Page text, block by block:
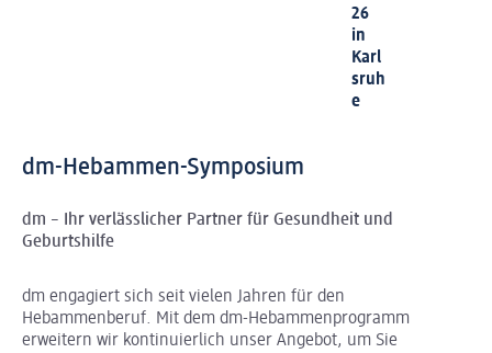
26
in
Karl
sruh
e
dm-Hebammen-Symposium
dm – Ihr verlässlicher Partner für Gesundheit und
Geburtshilfe
dm engagiert sich seit vielen Jahren für den
Hebammenberuf. Mit dem dm-Hebammenprogramm
erweitern wir kontinuierlich unser Angebot, um Sie